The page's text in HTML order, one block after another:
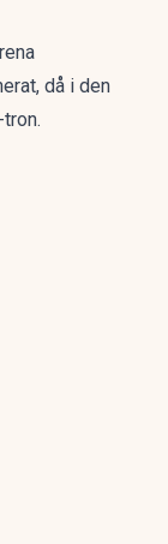
rena
då i den
tron.